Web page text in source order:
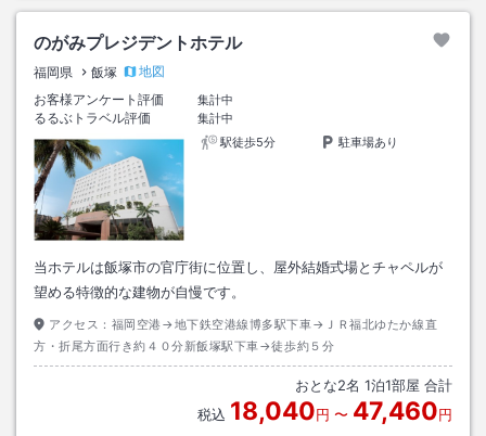
のがみプレジデントホテル
福岡県 飯塚
地図
お客様アンケート評価
集計中
るるぶトラベル評価
集計中
駅徒歩5分
駐車場あり
当ホテルは飯塚市の官庁街に位置し、屋外結婚式場とチャペルが
望める特徴的な建物が自慢です。
アクセス： 福岡空港→地下鉄空港線博多駅下車→ＪＲ福北ゆたか線直
方・折尾方面行き約４０分新飯塚駅下車→徒歩約５分
おとな2名 1泊1部屋 合計
税込 18,040円 〜 47,460円